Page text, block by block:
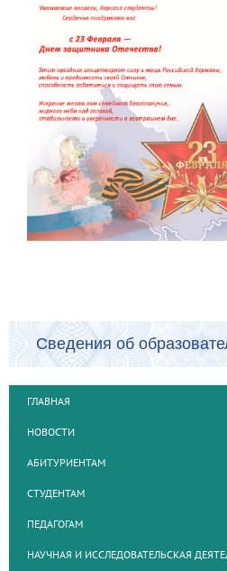
Сведения об
ГЛАВНАЯ
НОВОСТИ
АБИТУРИЕНТАМ
СТУДЕНТАМ
ПЕДАГОГАМ
НАУЧНАЯ И ИССЛЕДОВАТЕЛЬСКАЯ